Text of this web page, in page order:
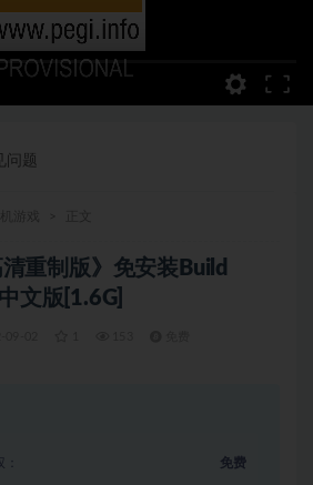
问题
清重制版》免安装Build
文版[1.6G]
免费